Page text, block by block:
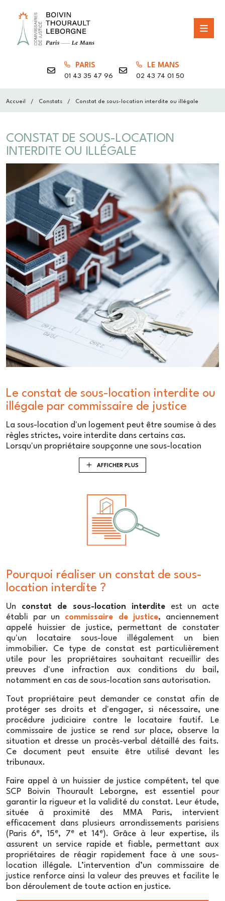
PARIS
01 43 35 47 96
LE MANS
02 43 74 01 50
Accueil Constats Constat de sous-location interdite ou illégale
CONSTAT DE SOUS-LOCATION
INTERDITE OU ILLÉGALE
Le constat de sous-location interdite ou
illégale par commissaire de justice
La sous-location d'un logement peut être soumise à des
règles strictes, voire interdite dans certains cas.
Lorsqu'un propriétaire soupçonne une sous-location
illégale ou non autorisée de son bien immobilier, il peut
huissier de justicepour réaliser
Le rôle du commissaire de justice dans
le constat de sous-location interdite ou
Le commissaire de justice, en sa qualité d'officier public
permet de constater de manière objective et impartiale
la situation locative d'un logement et d'en établir la
vérification des faits en se rendant sur place et en
recueillant les éléments nécessaires à la constitution du
constat.
Les étapes du constat de sous-location
interdite ou illégale
Le constat de sous-location interdite ou illégale réalisé
d'abord, le commissaire prend connaissance des
éléments du dossier (bail, contrat de location, etc.) et
des soupçons de sous-location illégale. Il se rend ensuite
sur place pour procéder aux constatations nécessaires,
telles que la vérification de l'occupation des lieux,
l'identité des occupants et les conditions de leur
présence dans le logement. Le commissaire de justice
rédige alors un procès-verbal de constat, dans lequel il
décrit de manière précise et détaillée la situation
locative constatée et les éventuelles irrégularités.
La valeur probante du constat de sous-
location interdite ou illégale
Le constat de sous-location interdite ou illégale réalisé
par l'huissier de justice revêt une valeur probante
certaine. En effet, le commissaire de justice est un
officier public et ministériel, dont les constatations font
foi jusqu'à preuve du contraire. Le constat de sous-
AFFICHER PLUS
Pourquoi réaliser un constat de sous-
location interdite ?
Un constat de sous-location interdite est un acte
établi par un commissaire de justice, anciennement
appelé huissier de justice, permettant de constater
qu'un locataire sous-loue illégalement un bien
immobilier. Ce type de constat est particulièrement
utile pour les propriétaires souhaitant recueillir des
preuves d'une infraction aux conditions du bail,
notamment en cas de sous-location sans autorisation.
Tout propriétaire peut demander ce constat afin de
protéger ses droits et d'engager, si nécessaire, une
procédure judiciaire contre le locataire fautif. Le
commissaire de justice se rend sur place, observe la
situation et dresse un procès-verbal détaillé des faits.
Ce document peut ensuite être utilisé devant les
tribunaux.
Faire appel à un huissier de justice compétent, tel que
SCP Boivin Thourault Leborgne, est essentiel pour
garantir la rigueur et la validité du constat. Leur étude,
située à proximité des MMA Paris, intervient
efficacement dans plusieurs arrondissements parisiens
(Paris 6e, 15e, 7eet 14e). Grâce à leur expertise, ils
assurent un service rapide et fiable, permettant aux
propriétaires de réagir rapidement face à une sous-
location illégale. L’intervention d’un commissaire de
justice renforce ainsi la valeur des preuves et facilite le
bon déroulement de toute action en justice.